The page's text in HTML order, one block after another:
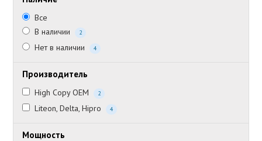
Все
В наличии
2
Нет в наличии 4
Производитель
High Copy OEM 2
Liteon, Delta, Hipro 4
Мощность